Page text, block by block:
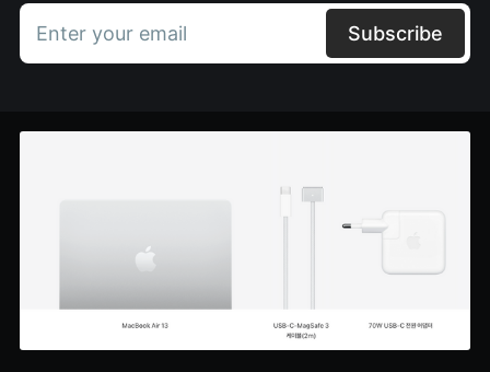
Enter your email Subscribe